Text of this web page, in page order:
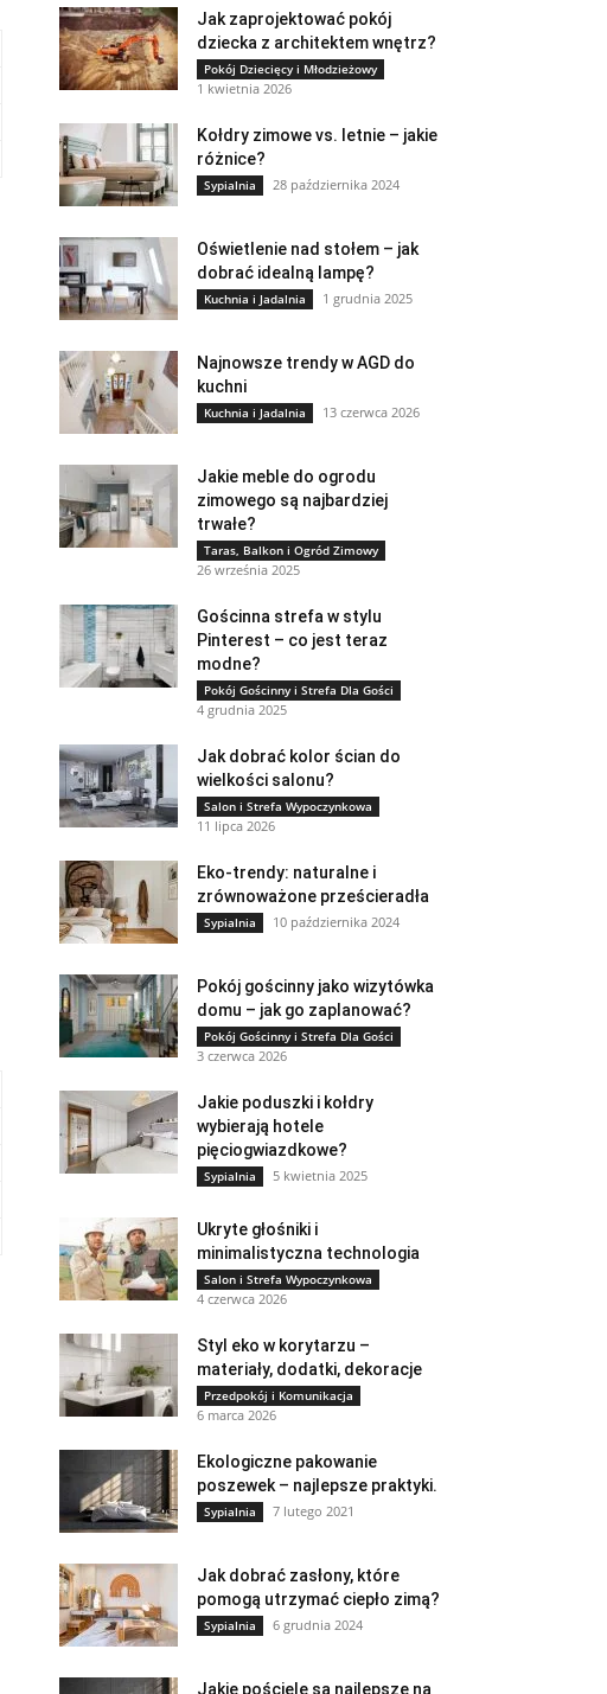
Jak zaprojektować pokój
dziecka z architektem wnętrz?
Pokój Dziecięcy i Młodzieżowy
1 kwietnia 2026
Kołdry zimowe vs. letnie – jakie
różnice?
Sypialnia 28 października 2024
Oświetlenie nad stołem – jak
dobrać idealną lampę?
Kuchnia i Jadalnia 1 grudnia 2025
Najnowsze trendy w AGD do
kuchni
Kuchnia i Jadalnia 13 czerwca 2026
Jakie meble do ogrodu
zimowego są najbardziej
trwałe?
Taras, Balkon i Ogród Zimowy
26 września 2025
Gościnna strefa w stylu
Pinterest – co jest teraz
modne?
Pokój Gościnny i Strefa Dla Gości
4 grudnia 2025
Jak dobrać kolor ścian do
wielkości salonu?
Salon i Strefa Wypoczynkowa
11 lipca 2026
Eko-trendy: naturalne i
zrównoważone prześcieradła
Sypialnia 10 października 2024
Pokój gościnny jako wizytówka
domu – jak go zaplanować?
Pokój Gościnny i Strefa Dla Gości
3 czerwca 2026
Jakie poduszki i kołdry
wybierają hotele
pięciogwiazdkowe?
Sypialnia 5 kwietnia 2025
Ukryte głośniki i
minimalistyczna technologia
Salon i Strefa Wypoczynkowa
4 czerwca 2026
Styl eko w korytarzu –
materiały, dodatki, dekoracje
Przedpokój i Komunikacja
6 marca 2026
Ekologiczne pakowanie
poszewek – najlepsze praktyki.
Sypialnia 7 lutego 2021
Jak dobrać zasłony, które
pomogą utrzymać ciepło zimą?
Sypialnia 6 grudnia 2024
Jakie pościele są najlepsze na